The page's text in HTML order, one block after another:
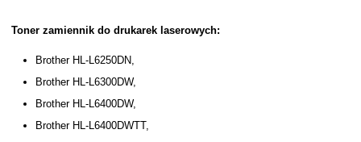
Toner zamiennik do drukarek laserowych:
Brother HL-L6250DN,
Brother HL-L6300DW,
Brother HL-L6400DW,
Brother HL-L6400DWTT,